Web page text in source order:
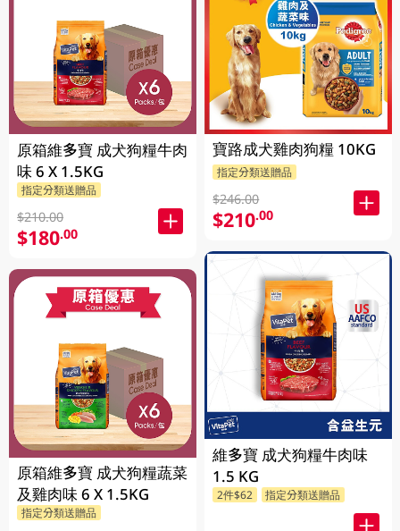
原箱維多寶 成犬狗糧牛肉
味 6 X 1.5KG
指定分類送贈品
$210.00
$180.00
原箱維多寶 成犬狗糧蔬菜
及雞肉味 6 X 1.5KG
指定分類送贈品
寶路成犬雞肉狗糧 10KG
指定分類送贈品
$246.00
$210.00
維多寶 成犬狗糧牛肉味
1.5 KG
2件$62 指定分類送贈品